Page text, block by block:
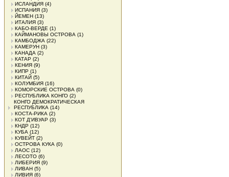
ИСЛАНДИЯ (4)
ИСПАНИЯ (3)
ЙЕМЕН (13)
ИТАЛИЯ (3)
КАБО-ВЕРДЕ (1)
КАЙМАНОВЫ ОСТРОВА (1)
КАМБОДЖА (22)
КАМЕРУН (3)
КАНАДА (2)
КАТАР (2)
КЕНИЯ (9)
КИПР (1)
КИТАЙ (5)
КОЛУМБИЯ (16)
КОМОРСКИЕ ОСТРОВА (0)
РЕСПУБЛИКА КОНГО (2)
КОНГО ДЕМОКРАТИЧЕСКАЯ
РЕСПУБЛИКА (14)
КОСТА-РИКА (2)
КОТ Д'ИВУАР (3)
КНДР (12)
КУБА (12)
КУВЕЙТ (2)
ОСТРОВА КУКА (0)
ЛАОС (12)
ЛЕСОТО (6)
ЛИБЕРИЯ (9)
ЛИВАН (5)
ЛИВИЯ (6)